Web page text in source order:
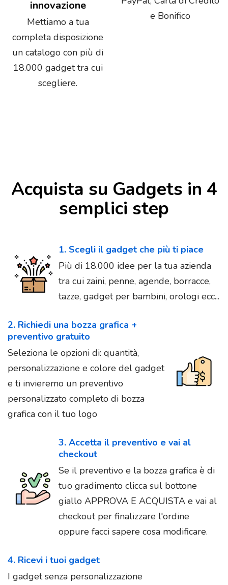
innovazione
Mettiamo a tua
completa disposizione
un catalogo con più di
18.000 gadget tra cui
scegliere.
e Bonifico
Acquista su Gadgets in 4
semplici step
1. Scegli il gadget che più ti piace
Più di 18.000 idee per la tua azienda
tra cui zaini, penne, agende, borracce,
tazze, gadget per bambini, orologi ecc...
2. Richiedi una bozza grafica +
preventivo gratuito
Seleziona le opzioni di: quantità,
personalizzazione e colore del gadget
e ti invieremo un preventivo
personalizzato completo di bozza
grafica con il tuo logo
3. Accetta il preventivo e vai al
checkout
Se il preventivo e la bozza grafica è di
tuo gradimento clicca sul bottone
giallo APPROVA E ACQUISTA e vai al
checkout per finalizzare l'ordine
oppure facci sapere cosa modificare.
4. Ricevi i tuoi gadget
I gadget senza personalizzazione